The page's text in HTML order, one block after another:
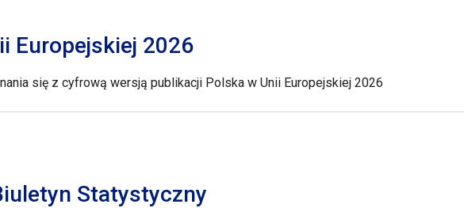
Europejskiej 2026
się z cyfrową wersją publikacji Polska w Unii Europejskiej 2026
Statystyczny